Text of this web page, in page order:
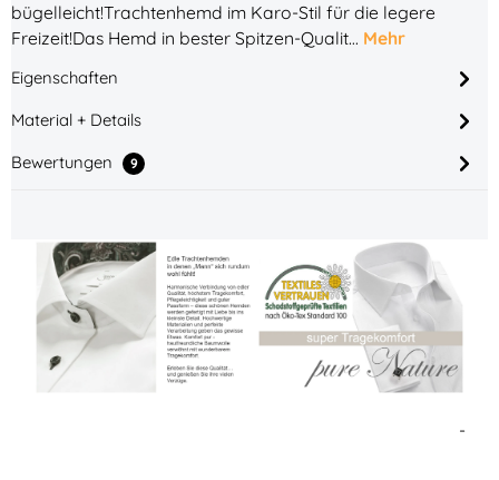
bügelleicht!Trachtenhemd im Karo-Stil für die legere
Freizeit!Das Hemd in bester Spitzen-Qualit… Mehr
Eigenschaften
Material + Details
Bewertungen
9
-